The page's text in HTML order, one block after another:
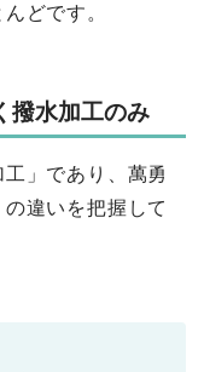
どです。
水加工のみ
」であり、萬勇
違いを把握して